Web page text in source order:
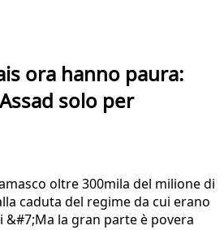
ora hanno paura:
solo per
oltre 300mila del milione di
caduta del regime da cui erano
la gran parte è povera